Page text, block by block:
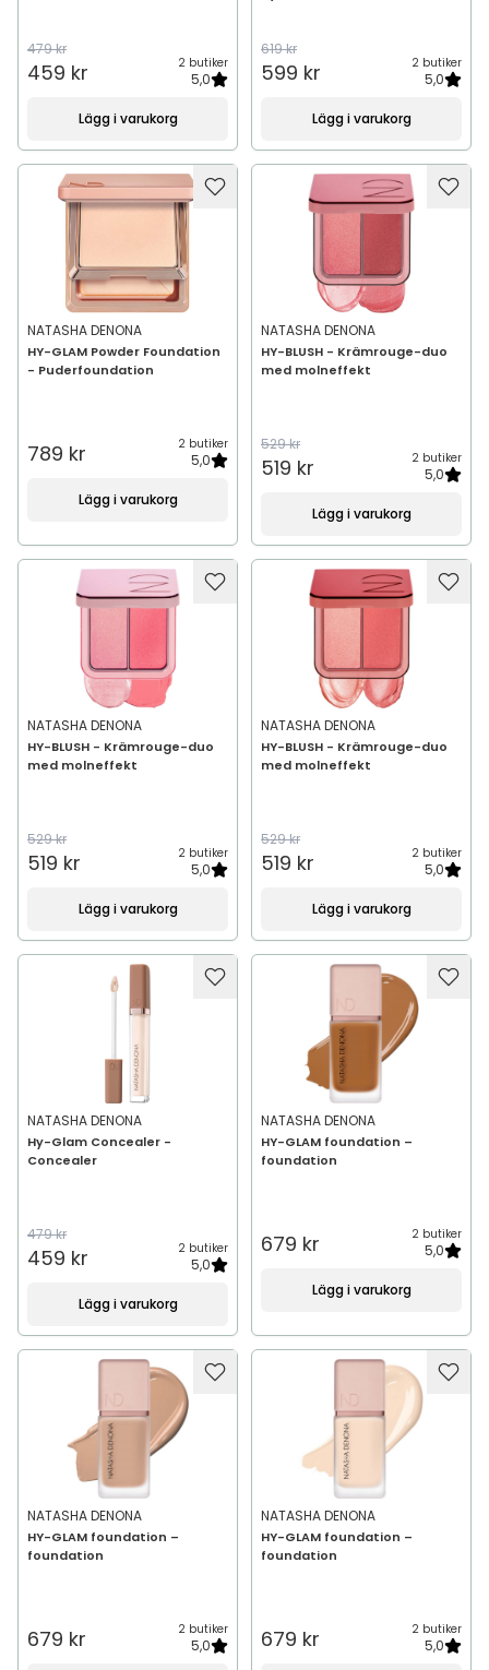
479 kr
459 kr 2 butiker
5,0
Lägg i varukorg
619 kr
599 kr 2 butiker
5,0
Lägg i varukorg
NATASHA DENONA
HY-GLAM Powder Foundation
- Puderfoundation
789 kr 2 butiker
5,0
Lägg i varukorg
NATASHA DENONA
HY-BLUSH - Krämrouge-duo
med molneffekt
529 kr
519 kr 2 butiker
5,0
Lägg i varukorg
NATASHA DENONA
HY-BLUSH - Krämrouge-duo
med molneffekt
529 kr
519 kr 2 butiker
5,0
Lägg i varukorg
NATASHA DENONA
HY-BLUSH - Krämrouge-duo
med molneffekt
529 kr
519 kr 2 butiker
5,0
Lägg i varukorg
NATASHA DENONA
Hy-Glam Concealer -
Concealer
479 kr
459 kr 2 butiker
5,0
Lägg i varukorg
NATASHA DENONA
HY-GLAM foundation –
foundation
679 kr 2 butiker
5,0
Lägg i varukorg
NATASHA DENONA
HY-GLAM foundation –
foundation
679 kr 2 butiker
5,0
NATASHA DENONA
HY-GLAM foundation –
foundation
679 kr 2 butiker
5,0